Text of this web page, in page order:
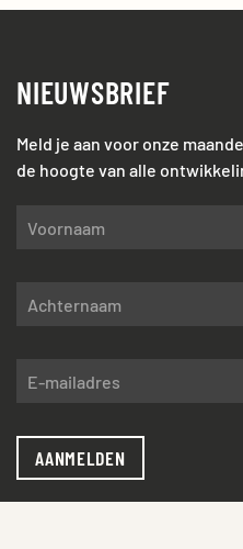
NIEUWSBRIEF
Meld je aan voor onze
de hoogte van alle
AANMELDEN